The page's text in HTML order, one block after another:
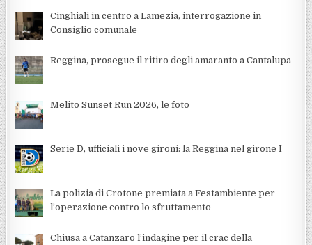
Cinghiali in centro a Lamezia, interrogazione in
Consiglio comunale
Reggina, prosegue il ritiro degli amaranto a Cantalupa
Melito Sunset Run 2026, le foto
Serie D, ufficiali i nove gironi: la Reggina nel girone I
La polizia di Crotone premiata a Festambiente per
l’operazione contro lo sfruttamento
Chiusa a Catanzaro l’indagine per il crac della